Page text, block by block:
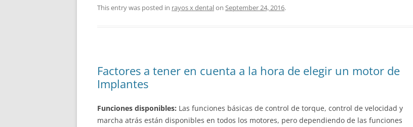
This entry was posted in rayos x dentalon September 24, 2016.
Factores a tener en cuenta a la hora de elegir un motor de
Implantes
Funciones disponibles: Las funciones básicas de control de torque, control de velocidad y
marcha atrás están disponibles en todos los motores, pero dependiendo de las funciones